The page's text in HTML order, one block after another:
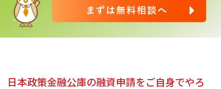
日本政策金融公庫の融資申請をご自身でやろ